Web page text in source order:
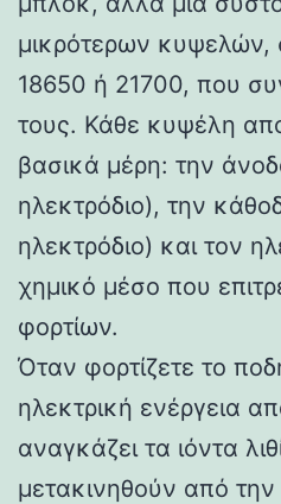
μικρότερων κυψελών,
18650 ή 21700, που
τους. Κάθε κυψέλη
βασικά μέρη: την
ηλεκτρόδιο), την
ηλεκτρόδιο) και τον
χημικό μέσο που
φορτίων.
Όταν φορτίζετε το
ηλεκτρική ενέργεια
αναγκάζει τα ιόντα
μετακινηθούν από